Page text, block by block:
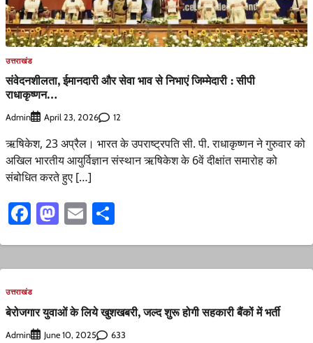
उत्तराखंड
संवेदनशीलता, ईमानदारी और सेवा भाव से निभाएं जिम्मेदारी : सीपी
राधाकृष्णन…
Admin April 23, 2026 12
ऋषिकेश, 23 अप्रैल। भारत के उपराष्ट्रपति सी. पी. राधाकृष्णन ने गुरुवार को
अखिल भारतीय आयुर्विज्ञान संस्थान ऋषिकेश के 6वें दीक्षांत समारोह को
संबोधित करते हुए […]
Facebook
Mastodon
Email
उत्तराखंड
बेरोजगार युवाओं के लिये खुशखबरी, जल्द शुरू होगी सहकारी बैंकों में भर्ती
Admin June 10, 2025 633